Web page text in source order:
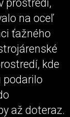
prostredí,
na oceľ
ťažného
kde
podarilo
až doteraz.